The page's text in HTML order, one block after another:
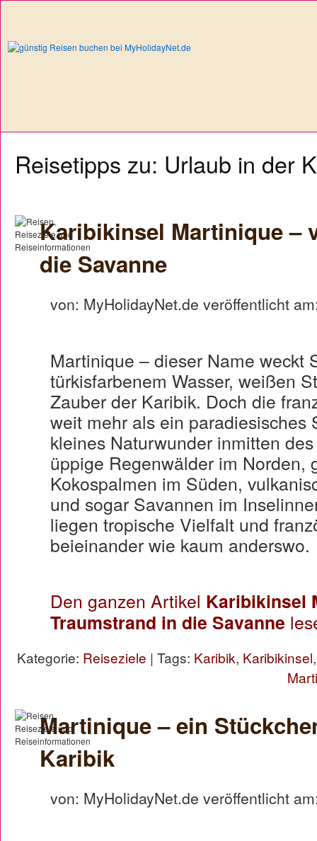
Reisetipps zu: Urlaub in der
Karibikinsel Martinique –
die Savanne
von: MyHolidayNet.de veröffentlicht
Martinique – dieser Name weckt
türkisfarbenem Wasser, weißen
Zauber der Karibik. Doch die
weit mehr als ein paradiesisches
kleines Naturwunder inmitten
üppige Regenwälder im Norden,
Kokospalmen im Süden,
und sogar Savannen im
liegen tropische Vielfalt und
beieinander wie kaum anderswo.
Den ganzen Artikel Karibikinsel
Traumstrand in die Savanne
Kategorie: Reiseziele | Tags: Karibik, Karibikinsel
Martinique – ein
Karibik
von: MyHolidayNet.de veröffentlicht